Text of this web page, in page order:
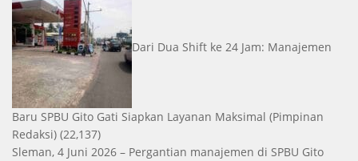
Dari Dua Shift ke 24 Jam: Manajemen
Baru SPBU Gito Gati Siapkan Layanan Maksimal (Pimpinan
Redaksi) (22,137)
Sleman, 4 Juni 2026 – Pergantian manajemen di SPBU Gito